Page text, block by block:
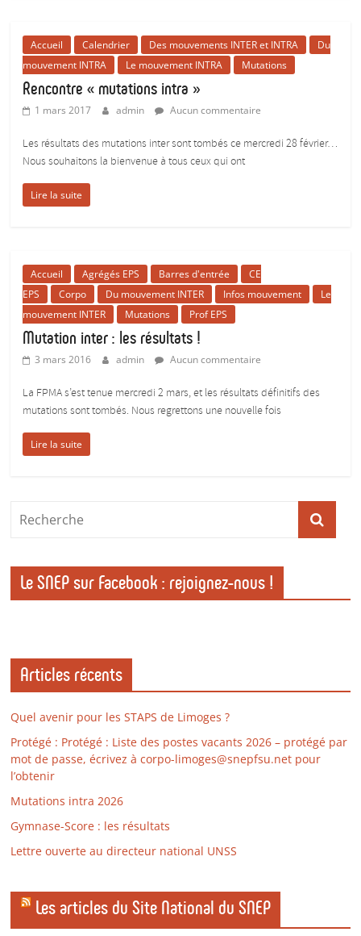
Accueil Calendrier Des mouvements INTER et INTRA
Du
mouvement INTRA
Le mouvement INTRA Mutations
Rencontre « mutations intra »
1 mars 2017 admin Aucun commentaire
Les résultats des mutations inter sont tombés ce mercredi 28 février…
Nous souhaitons la bienvenue à tous ceux qui ont
Lire la suite
Accueil Agrégés EPS Barres d'entrée
CE
EPS
Corpo Du mouvement INTER Infos mouvement
Le
mouvement INTER
Mutations Prof EPS
Mutation inter : les résultats !
3 mars 2016 admin Aucun commentaire
La FPMA s’est tenue mercredi 2 mars, et les résultats définitifs des
mutations sont tombés. Nous regrettons une nouvelle fois
Lire la suite
Le SNEP sur Facebook : rejoignez-nous !
Articles récents
Quel avenir pour les STAPS de Limoges ?
Protégé : Protégé : Liste des postes vacants 2026 – protégé par
mot de passe, écrivez à corpo-limoges@snepfsu.net pour
l’obtenir
Mutations intra 2026
Gymnase-Score : les résultats
Lettre ouverte au directeur national UNSS
Les articles du Site National du SNEP